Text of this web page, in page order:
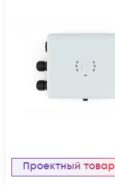
Проектный товар